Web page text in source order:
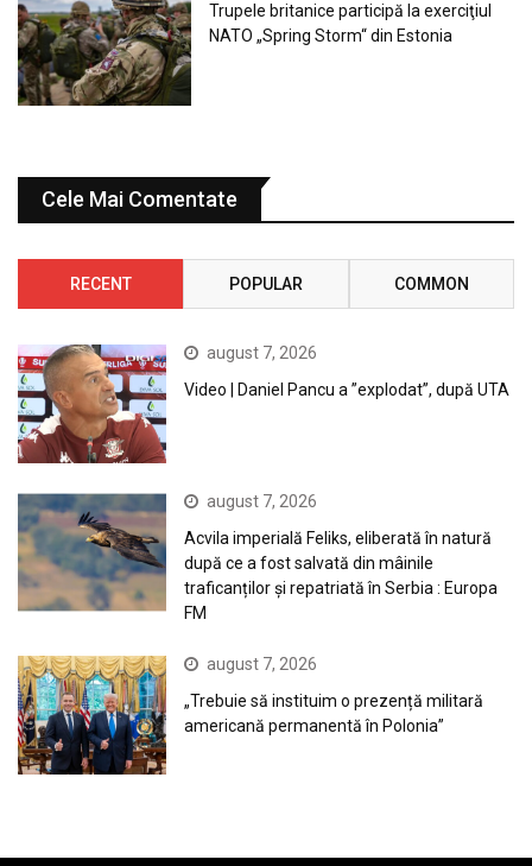
Trupele britanice participă la exerciţiul
NATO „Spring Storm“ din Estonia
Cele Mai Comentate
RECENT POPULAR COMMON
august 7, 2026
Video | Daniel Pancu a ”explodat”, după UTA
august 7, 2026
Acvila imperială Feliks, eliberată în natură
după ce a fost salvată din mâinile
traficanților și repatriată în Serbia : Europa
FM
august 7, 2026
„Trebuie să instituim o prezență militară
americană permanentă în Polonia”